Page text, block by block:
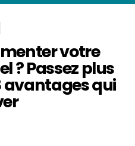
votre
? Passez plus
avantages qui